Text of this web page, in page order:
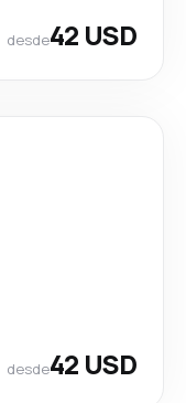
desde42 USD
desde42 USD